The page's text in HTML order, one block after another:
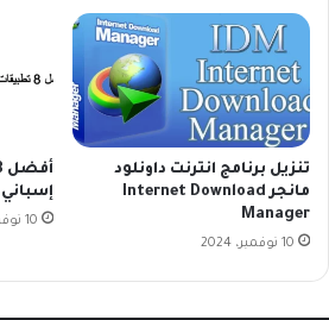
تنزيل برنامج انترنت داونلود
مانجر Internet Download
Manager
10 نوفمبر، 2024
إسباني
10 نوفمبر، 2024